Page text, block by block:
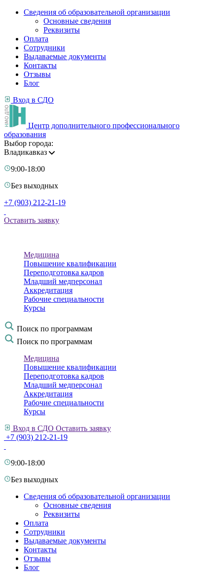
Сведения об образовательной организации
Основные сведения
Реквизиты
Оплата
Сотрудники
Выдаваемые документы
Контакты
Отзывы
Блог
Вход в СДО
Центр дополнительного профессионального
образования
Выбор города:
Владикавказ
9:00-18:00
Без выходных
+7 (903) 212-21-19
Оставить заявку
Медицина
Повышение квалификации
Переподготовка кадров
Младший медперсонал
Аккредитация
Рабочие специальности
Курсы
Поиск по программам
Поиск по программам
Медицина
Повышение квалификации
Переподготовка кадров
Младший медперсонал
Аккредитация
Рабочие специальности
Курсы
Вход в СДО Оставить заявку
+7 (903) 212-21-19
9:00-18:00
Без выходных
Сведения об образовательной организации
Основные сведения
Реквизиты
Оплата
Сотрудники
Выдаваемые документы
Контакты
Отзывы
Блог